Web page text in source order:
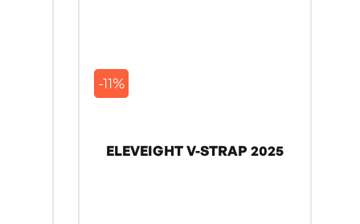
-11%
ELEVEIGHT V-STRAP 2025